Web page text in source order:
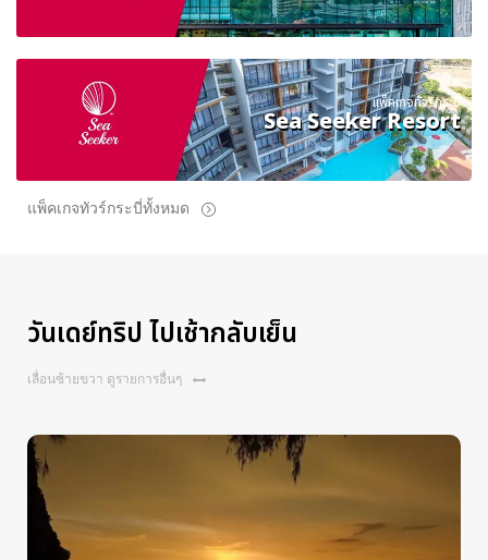
แพ็คเกจทัวร์กระบี่
Sea Seeker Resort
แพ็คเกจทัวร์กระบี่ทั้งหมด
วันเดย์ทริป ไปเช้ากลับเย็น
เลื่อนซ้ายขวา ดูรายการอื่นๆ